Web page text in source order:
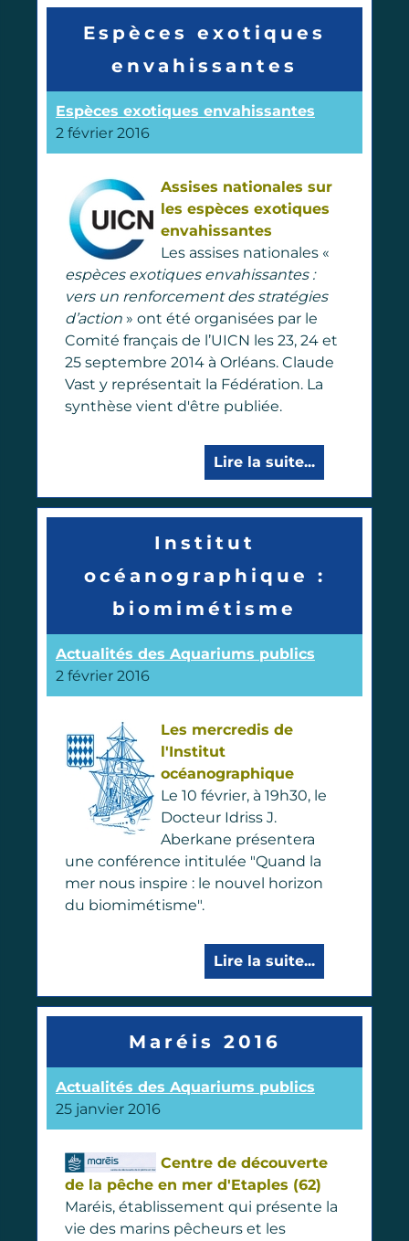
Espèces exotiques
envahissantes
Espèces exotiques envahissantes
2 février 2016
Assises nationales sur
les espèces exotiques
envahissantes
Les assises nationales «
espèces exotiques envahissantes :
vers un renforcement des stratégies
d’action » ont été organisées par le
Comité français de l’UICN les 23, 24 et
25 septembre 2014 à Orléans. Claude
Vast y représentait la Fédération. La
synthèse vient d'être publiée.
Lire la suite...
Institut
océanographique :
biomimétisme
Actualités des Aquariums publics
2 février 2016
Les mercredis de
l'Institut
océanographique
Le 10 février, à 19h30, le
Docteur Idriss J.
Aberkane présentera
une conférence intitulée "Quand la
mer nous inspire : le nouvel horizon
du biomimétisme".
Lire la suite...
Maréis 2016
Actualités des Aquariums publics
25 janvier 2016
Centre de découverte
de la pêche en mer d'Etaples (62)
Maréis, établissement qui présente la
vie des marins pêcheurs et les